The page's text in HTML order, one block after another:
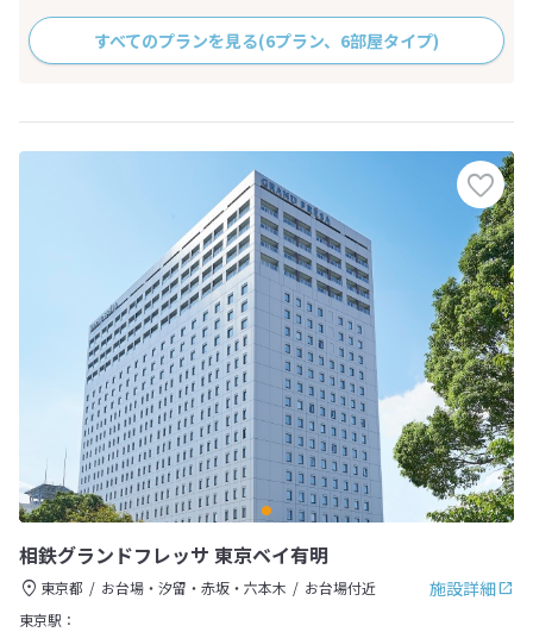
すべてのプランを見る(6プラン、6部屋タイプ)
相鉄グランドフレッサ 東京ベイ有明
施設詳細
東京都 お台場・汐留・赤坂・六本木
お台場付近
東京駅：